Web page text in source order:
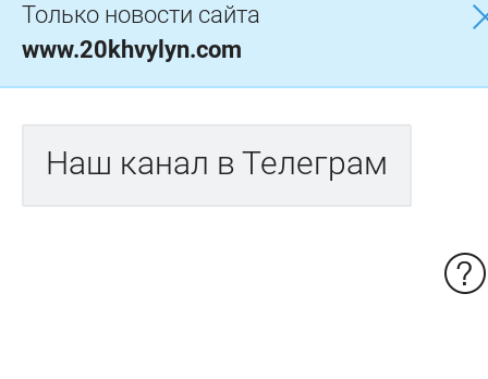
Только новости сайта
www.20khvylyn.com
Наш канал в Телеграм